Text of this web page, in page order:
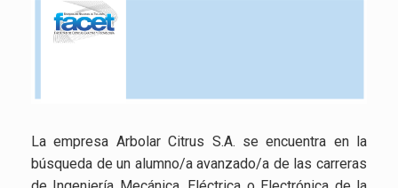
La empresa Arbolar Citrus S.A. se encuentra en la
búsqueda de un alumno/a avanzado/a de las carreras